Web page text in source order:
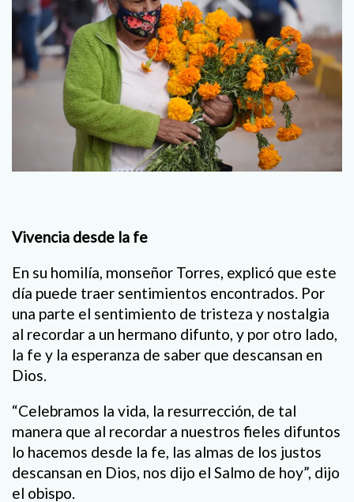
Vivencia desde la fe
En su homilía, monseñor Torres, explicó que este
día puede traer sentimientos encontrados. Por
una parte el sentimiento de tristeza y nostalgia
al recordar a un hermano difunto, y por otro lado,
la fe y la esperanza de saber que descansan en
Dios.
“Celebramos la vida, la resurrección, de tal
manera que al recordar a nuestros fieles difuntos
lo hacemos desde la fe, las almas de los justos
descansan en Dios, nos dijo el Salmo de hoy”, dijo
el obispo.